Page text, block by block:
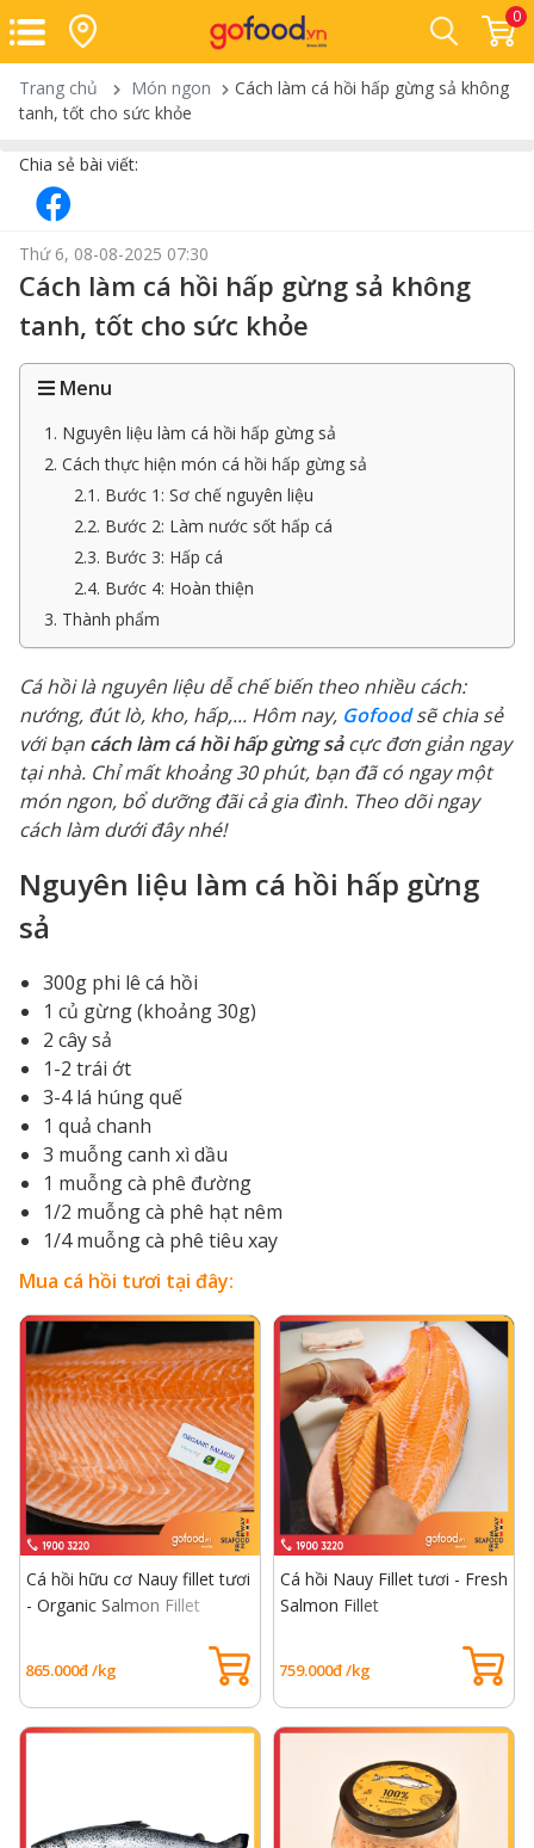
0
Trang chủ Món ngon
Cách làm cá hồi hấp gừng sả không
tanh, tốt cho sức khỏe
Chia sẻ bài viết:
Thứ 6, 08-08-2025 07:30
Cách làm cá hồi hấp gừng sả không
tanh, tốt cho sức khỏe
Menu
1. Nguyên liệu làm cá hồi hấp gừng sả
2. Cách thực hiện món cá hồi hấp gừng sả
2.1. Bước 1: Sơ chế nguyên liệu
2.2. Bước 2: Làm nước sốt hấp cá
2.3. Bước 3: Hấp cá
2.4. Bước 4: Hoàn thiện
3. Thành phẩm
Cá hồi là nguyên liệu dễ chế biến theo nhiều cách:
nướng, đút lò, kho, hấp,... Hôm nay, Gofoodsẽ chia sẻ
với bạn cách làm cá hồi hấp gừng sảcực đơn giản ngay
tại nhà. Chỉ mất khoảng 30 phút, bạn đã có ngay một
món ngon, bổ dưỡng đãi cả gia đình. Theo dõi ngay
cách làm dưới đây nhé!
Nguyên liệu làm cá hồi hấp gừng
sả
300g phi lê cá hồi
1 củ gừng (khoảng 30g)
2 cây sả
1-2 trái ớt
3-4 lá húng quế
1 quả chanh
3 muỗng canh xì dầu
1 muỗng cà phê đường
1/2 muỗng cà phê hạt nêm
1/4 muỗng cà phê tiêu xay
Mua cá hồi tươi tại đây:
Cá hồi hữu cơ Nauy fillet tươi
- Organic Salmon Fillet
865.000đ /kg
Cá hồi Nauy Fillet tươi - Fresh
Salmon Fillet
759.000đ /kg